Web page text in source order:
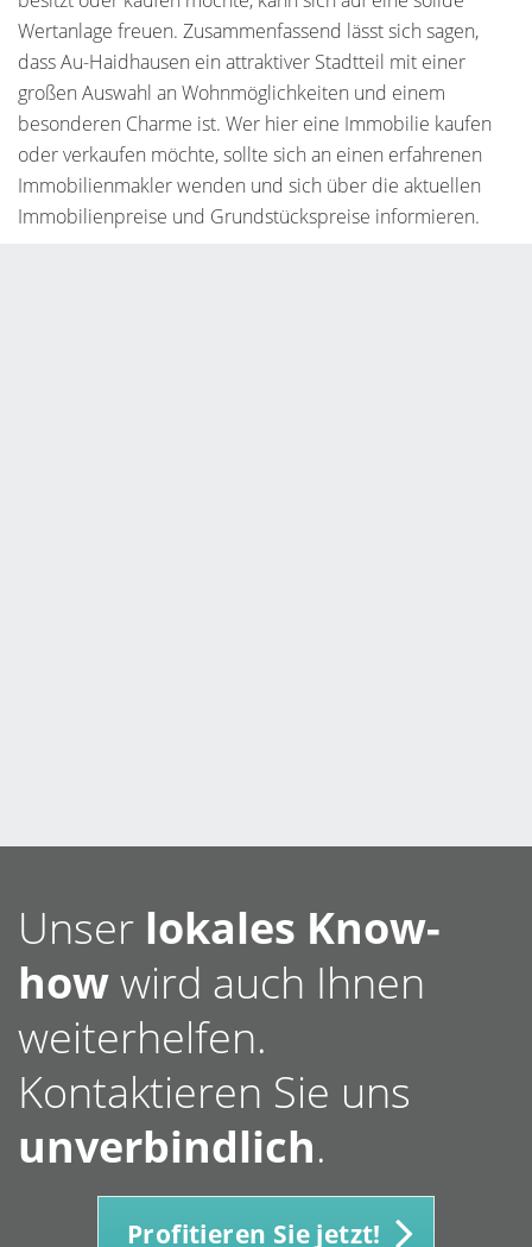
Wertanlage freuen. Zusammenfassend lässt sich sagen,
dass Au-Haidhausen ein attraktiver Stadtteil mit einer
großen Auswahl an Wohnmöglichkeiten und einem
besonderen Charme ist. Wer hier eine Immobilie kaufen
oder verkaufen möchte, sollte sich an einen erfahrenen
Immobilienmakler wenden und sich über die aktuellen
Immobilienpreise und Grundstückspreise informieren.
Unser lokales Know-
howwird auch Ihnen
weiterhelfen.
Kontaktieren Sie uns
unverbindlich.
Profitieren Sie jetzt!